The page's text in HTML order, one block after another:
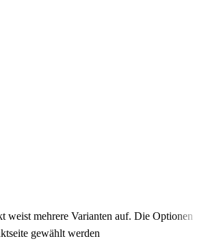
weist mehrere Varianten auf. Die Optionen
gewählt werden